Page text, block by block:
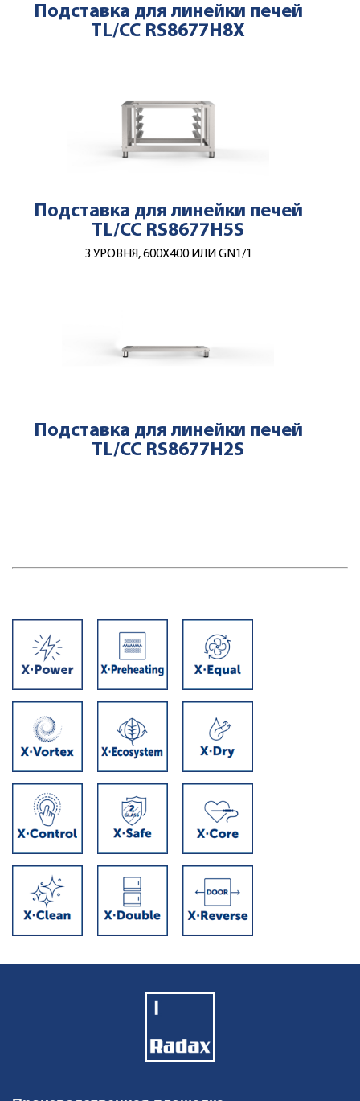
Подставка для линейки печей
TL/CC RS8677H8X
Подставка для линейки печей
TL/CC RS8677H5S
3 УРОВНЯ, 600Х400 ИЛИ GN1/1
Подставка для линейки печей
TL/CC RS8677H2S